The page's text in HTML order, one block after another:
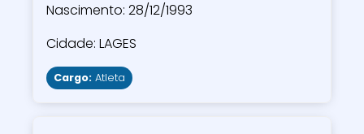
Nascimento: 28/12/1993
Cidade: LAGES
Cargo: Atleta